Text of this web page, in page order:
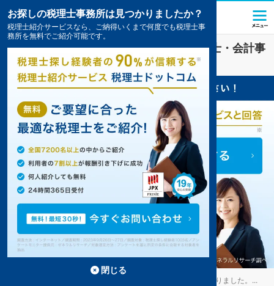
横浜市都筑区で資金調達対策を扱う税理士・会計事
務所の一覧 4件掲載中
横浜市都筑区の資金調達対策を扱う税理士事務所が4件見つかりました。 ...
お探しの税理士事務所は見つかりましたか？
税理士紹介サービスなら、ご納得いくまで何度でも税理士事
務所を無料でご紹介可能です。
閉じる